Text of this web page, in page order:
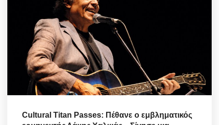
Cultural Titan Passes: Πέθανε ο εμβληματικός